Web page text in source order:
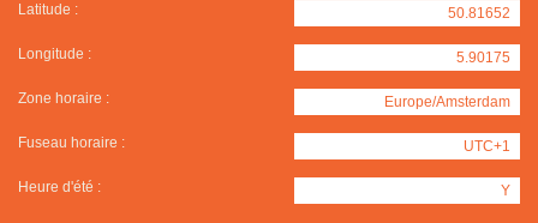
Latitude : 50.81652
Longitude : 5.90175
Zone horaire : Europe/Amsterdam
Fuseau horaire : UTC+1
Heure d'été : Y